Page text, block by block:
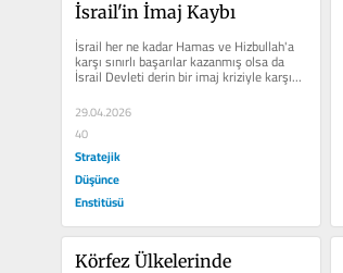
İsrail'in İmaj Kaybı
İsrail her ne kadar Hamas ve Hizbullah'a
karşı sınırlı başarılar kazanmış olsa da
İsrail Devleti derin bir imaj kriziyle karşı...
29.04.2026
40
Stratejik
Düşünce
Enstitüsü
Körfez Ülkelerinde